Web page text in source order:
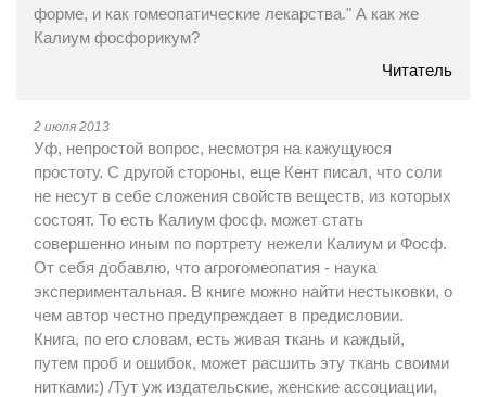
форме, и как гомеопатические лекарства." А как же
Калиум фосфорикум?
Читатель
2 июля 2013
Уф, непростой вопрос, несмотря на кажущуюся
простоту. С другой стороны, еще Кент писал, что соли
не несут в себе сложения свойств веществ, из которых
состоят. То есть Калиум фосф. может стать
совершенно иным по портрету нежели Калиум и Фосф.
От себя добавлю, что агрогомеопатия - наука
экспериментальная. В книге можно найти нестыковки, о
чем автор честно предупреждает в предисловии.
Книга, по его словам, есть живая ткань и каждый,
путем проб и ошибок, может расшить эту ткань своими
нитками:) /Тут уж издательские, женские ассоциации,